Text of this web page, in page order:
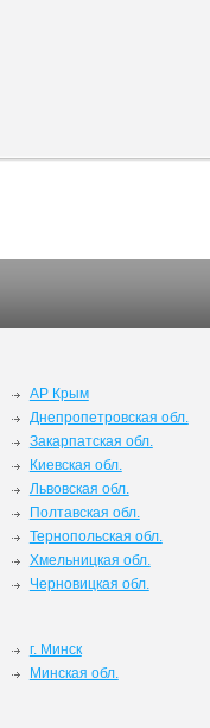
АР Крым
Днепропетровская обл.
Закарпатская обл.
Киевская обл.
Львовская обл.
Полтавская обл.
Тернопольская обл.
Хмельницкая обл.
Черновицкая обл.
г. Минск
Минская обл.